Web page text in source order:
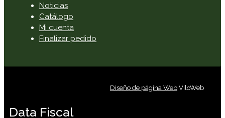
Noticias
Catálogo
Mi cuenta
Finalizar pedido
Diseño de página Web ViloWeb
Data Fiscal